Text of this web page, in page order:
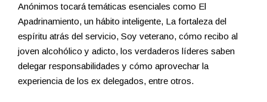
Anónimos tocará temáticas esenciales como El
Apadrinamiento, un hábito inteligente, La fortaleza del
espíritu atrás del servicio, Soy veterano, cómo recibo al
joven alcohólico y adicto, los verdaderos líderes saben
delegar responsabilidades y cómo aprovechar la
experiencia de los ex delegados, entre otros.